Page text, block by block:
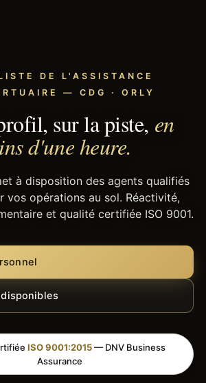
DE L'ASSISTANCE
— CDG · ORLY
sur la piste, en
d'une heure.
à disposition des agents qualifiés
vos opérations au sol. Réactivité,
et qualité certifiée ISO 9001.
ISO 9001:2015— DNV Business
Assurance